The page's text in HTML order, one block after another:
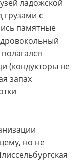
ладожской
с
памятные
(кондукторы не
запах
но не